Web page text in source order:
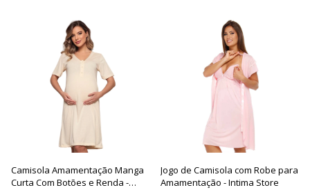
Camisola Amamentação Manga
Curta Com Botões e Renda -
Jogo de Camisola com Robe para
Amamentação - Intima Store